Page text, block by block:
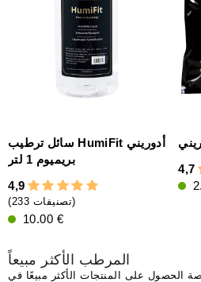
سائل ترطيب HumiFit أدوريني
بريميوم 1 لتر
4,9
(233 تصنيفات)
10.00 €
4,7
المرطب الأكثر مبيعاً